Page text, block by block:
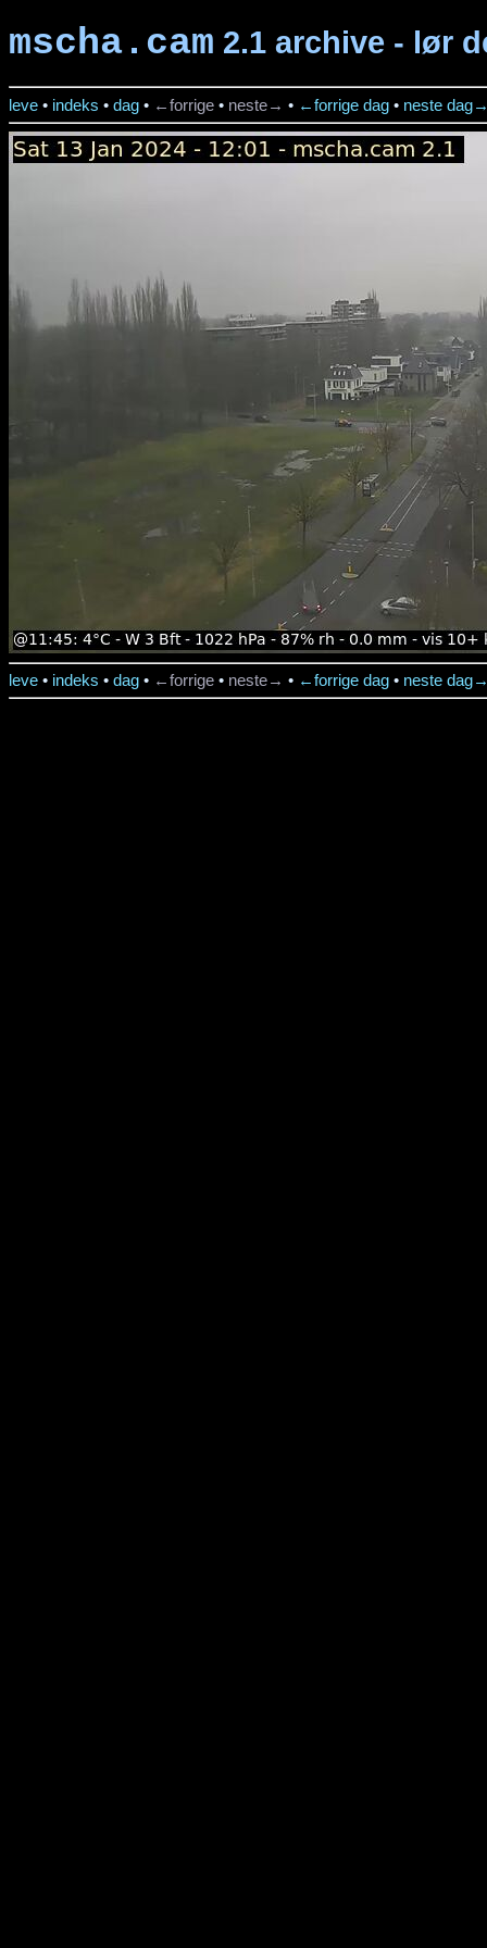
mscha.cam 2.1 archive - lør
leve • indeks • dag • ←forrige • neste→ • ←forrige dag • neste
leve • indeks • dag • ←forrige • neste→ • ←forrige dag • neste